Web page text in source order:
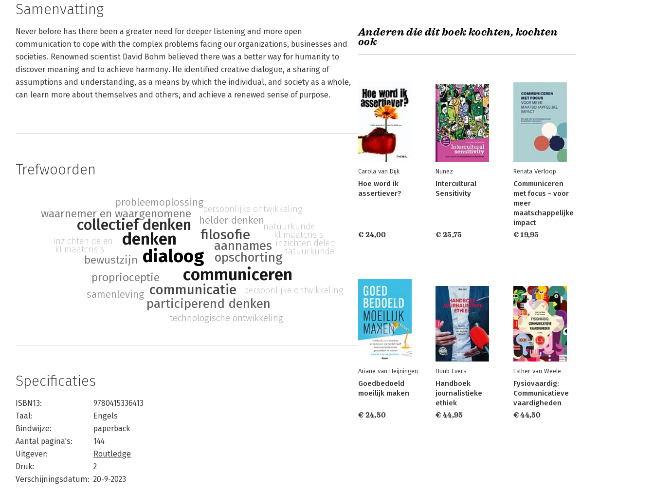
Samenvatting
Never before has there been a greater need for deeper listening and more open
communication to cope with the complex problems facing our organizations, businesses and
societies. Renowned scientist David Bohm believed there was a better way for humanity to
discover meaning and to achieve harmony. He identified creative dialogue, a sharing of
assumptions and understanding, as a means by which the individual, and society as a whole,
can learn more about themselves and others, and achieve a renewed sense of purpose.
Trefwoorden
dialoog
denken
communiceren
collectief denken
filosofie
communicatie
aannames
opschorting
participerend denken
waarnemer en waargenomene
proprioceptie
bewustzijn
helder denken
samenleving
probleemoplossing
technologische ontwikkeling
klimaatcrisis
inzichten delen
persoonlijke ontwikkeling
natuurkunde
klimaatcrisis
inzichten delen
persoonlijke ontwikkeling
natuurkunde
Specificaties
ISBN13:
9780415336413
Taal:
Engels
Bindwijze:
paperback
Aantal pagina's:
144
Uitgever:
Routledge
Druk:
2
Verschijningsdatum: 20-9-2023
Anderen die dit boek kochten, kochten
ook
Carola van Dijk
Hoe word ik
assertiever?
€ 24,00
Nunez
Intercultural
Sensitivity
€ 25,75
Renata Verloop
Communiceren
met focus - voor
meer
maatschappelijke
impact
€ 19,95
Ariane van Heijningen
Goedbedoeld
moeilijk maken
€ 24,50
Huub Evers
Handboek
journalistieke
ethiek
€ 44,95
Esther van Weele
Fysiovaardig:
Communicatieve
vaardigheden
€ 44,50